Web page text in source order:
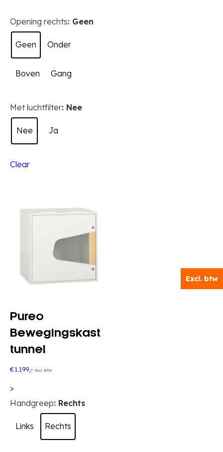
Excl. btw
productpagina
Opening rechts: Geen
Geen Onder
Boven Gang
Met luchtfilter: Nee
Nee Ja
Clear
Pureo
Bewegingskast
tunnel
€1.199,- Excl. BTW
>
Dit
heeft
meerdere
Handgreep: Rechts
Links Rechts